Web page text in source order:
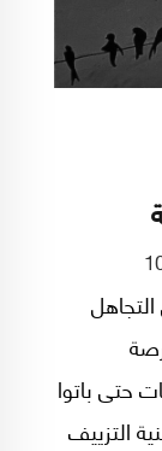
حتى باتوا
التزييف